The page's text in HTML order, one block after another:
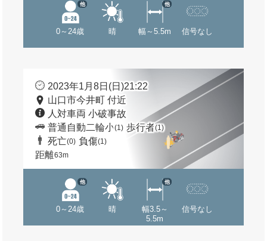
0～24歳
他
晴 幅～5.5m
他
信号なし
2023年1月8日(日)21:22
山口市今井町 付近
人対車両 小破事故
普通自動二輪小(1) 歩行者(1)
死亡(0) 負傷(1)
距離63m
0～24歳
他
晴
幅3.5～
5.5m
他
信号なし